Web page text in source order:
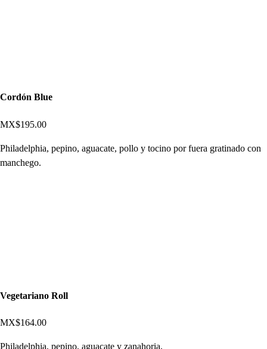
Cordón Blue
MX$195.00
Philadelphia, pepino, aguacate, pollo y tocino por fuera gratinado con
manchego.
Vegetariano Roll
MX$164.00
Philadelphia, pepino, aguacate y zanahoria.